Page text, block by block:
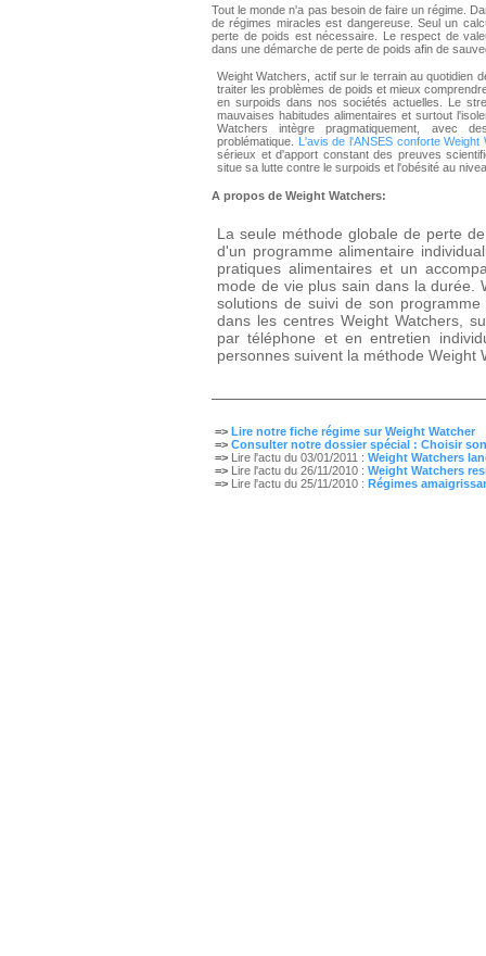
Tout le monde n'a pas besoin de faire un régime.
de régimes miracles est dangereuse. Seul un
perte de poids est nécessaire. Le respect de
dans une démarche de perte de poids afin de
Weight Watchers, actif sur le terrain au quotidien
traiter les problèmes de poids et mieux
en surpoids dans nos sociétés actuelles. Le
mauvaises habitudes alimentaires et surtout
Watchers intègre pragmatiquement, avec
problématique.
L'avis de l'ANSES conforte Weight
sérieux et d'apport constant des preuves
situe sa lutte contre le surpoids et l'obésité au
A propos de Weight Watchers:
La seule méthode globale de perte
d'un programme alimentaire
pratiques alimentaires et un
mode de vie plus sain dans la durée.
solutions de suivi de son
dans les centres Weight Watchers,
par téléphone et en entretien
personnes suivent la méthode Weight
=> Lire notre fiche régime sur Weight Watcher
=> Consulter notre dossier spécial : Choisir
=> Lire l'actu du 03/01/2011 : Weight Watchers
=> Lire l'actu du 26/11/2010 : Weight Watchers
=> Lire l'actu du 25/11/2010 : Régimes